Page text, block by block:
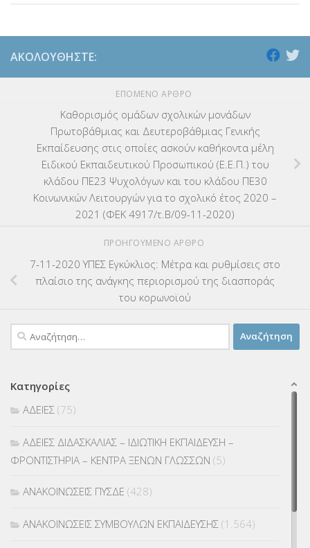
ΑΚΟΛΟΥΘΉΣΤΕ:
ΕΠΌΜΕΝΟ ΆΡΘΡΟ
Καθορισμός ομάδων σχολικών μονάδων
Πρωτοβάθμιας και Δευτεροβάθμιας Γενικής
Εκπαίδευσης στις οποίες ασκούν καθήκοντα μέλη
Ειδικού Εκπαιδευτικού Προσωπικού (Ε.Ε.Π.) του
κλάδου ΠΕ23 Ψυχολόγων και του κλάδου ΠΕ30
Κοινωνικών Λειτουργών για το σχολικό έτος 2020 –
2021 (ΦΕΚ 4917/τ.Β/09-11-2020)
ΠΡΟΗΓΟΎΜΕΝΟ ΆΡΘΡΟ
7-11-2020 ΥΠΕΣ Εγκύκλιος: Μέτρα και ρυθμίσεις στο
πλαίσιο της ανάγκης περιορισμού της διασποράς
του κορωνοϊού
Αναζήτηση
για:
Κατηγορίες
ΑΔΕΙΕΣ (75)
ΑΔΕΙΕΣ ΔΙΔΑΣΚΑΛΙΑΣ – ΙΔΙΩΤΙΚΗ ΕΚΠΑΙΔΕΥΣΗ –
ΦΡΟΝΤΙΣΤΗΡΙΑ – ΚΕΝΤΡΑ ΞΕΝΩΝ ΓΛΩΣΣΩΝ (5)
ΑΝΑΚΟΙΝΩΣΕΙΣ ΠΥΣΔΕ (428)
ΑΝΑΚΟΙΝΩΣΕΙΣ ΣΥΜΒΟΥΛΩΝ ΕΚΠΑΙΔΕΥΣΗΣ (1.564)